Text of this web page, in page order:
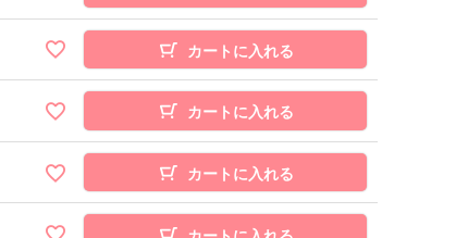
カートに入れる
カートに入れる
カートに入れる